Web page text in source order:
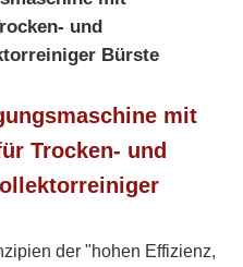
und
Bürste
mit
Trocken- und
der "hohen Effizienz,